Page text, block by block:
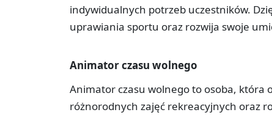
indywidualnych potrzeb uczestników.
uprawiania sportu oraz rozwija swoje
Animator czasu wolnego
Animator czasu wolnego to osoba, która
różnorodnych zajęć rekreacyjnych oraz